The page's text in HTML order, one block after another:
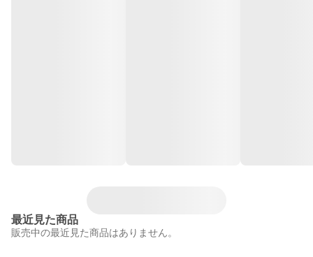
最近見た商品
販売中の最近見た商品はありません。